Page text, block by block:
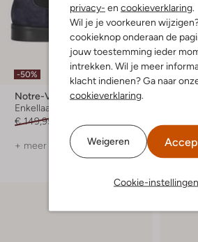
privacy- en cookieverklaring
Wil je je voorkeuren
cookieknop onderaan de
jouw toestemming ieder
intrekken. Wil je meer
klacht indienen? Ga naar
cookieverklaring
Weigeren
Cookie-instellingen
-50%
Notre-V
Enkellaarsjes
€ 149,95
+ meer kleuren